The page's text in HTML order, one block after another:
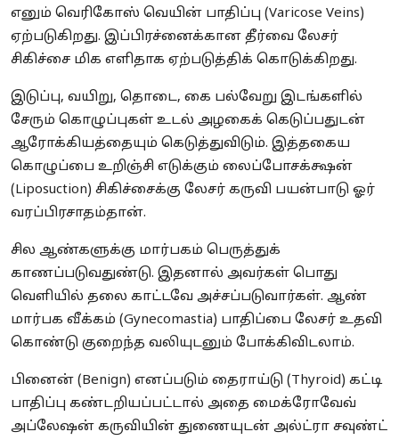
எனும் வெரிகோஸ் வெயின் பாதிப்பு (Varicose Veins)
ஏற்படுகிறது. இப்பிரச்னைக்கான தீர்வை லேசர்
சிகிச்சை மிக எளிதாக ஏற்படுத்திக் கொடுக்கிறது.
இடுப்பு, வயிறு, தொடை, கை பல்வேறு இடங்களில்
சேரும் கொழுப்புகள் உடல் அழகைக் கெடுப்பதுடன்
ஆரோக்கியத்தையும் கெடுத்துவிடும். இத்தகைய
கொழுப்பை உறிஞ்சி எடுக்கும் லைப்போசக்க்ஷன்
(Liposuction) சிகிச்சைக்கு லேசர் கருவி பயன்பாடு ஓர்
வரப்பிரசாதம்தான்.
சில ஆண்களுக்கு மார்பகம் பெருத்துக்
காணப்படுவதுண்டு. இதனால் அவர்கள் பொது
வெளியில் தலை காட்டவே அச்சப்படுவார்கள். ஆண்
மார்பக வீக்கம் (Gynecomastia) பாதிப்பை லேசர் உதவி
கொண்டு குறைந்த வலியுடனும் போக்கிவிடலாம்.
பினைன் (Benign) எனப்படும் தைராய்டு (Thyroid) கட்டி
பாதிப்பு கண்டறியப்பட்டால் அதை மைக்ரோவேவ்
அப்லேஷன் கருவியின் துணையுடன் அல்ட்ரா சவுண்ட்